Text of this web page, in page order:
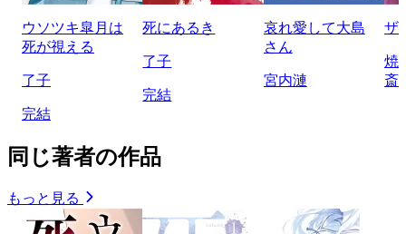
ウソツキ皐月は
死が視える
了子
完結
死にあるき
了子
完結
哀れ愛して大島
さん
宮内漣
ザ
焼
斎
同じ著者の作品
もっと見る